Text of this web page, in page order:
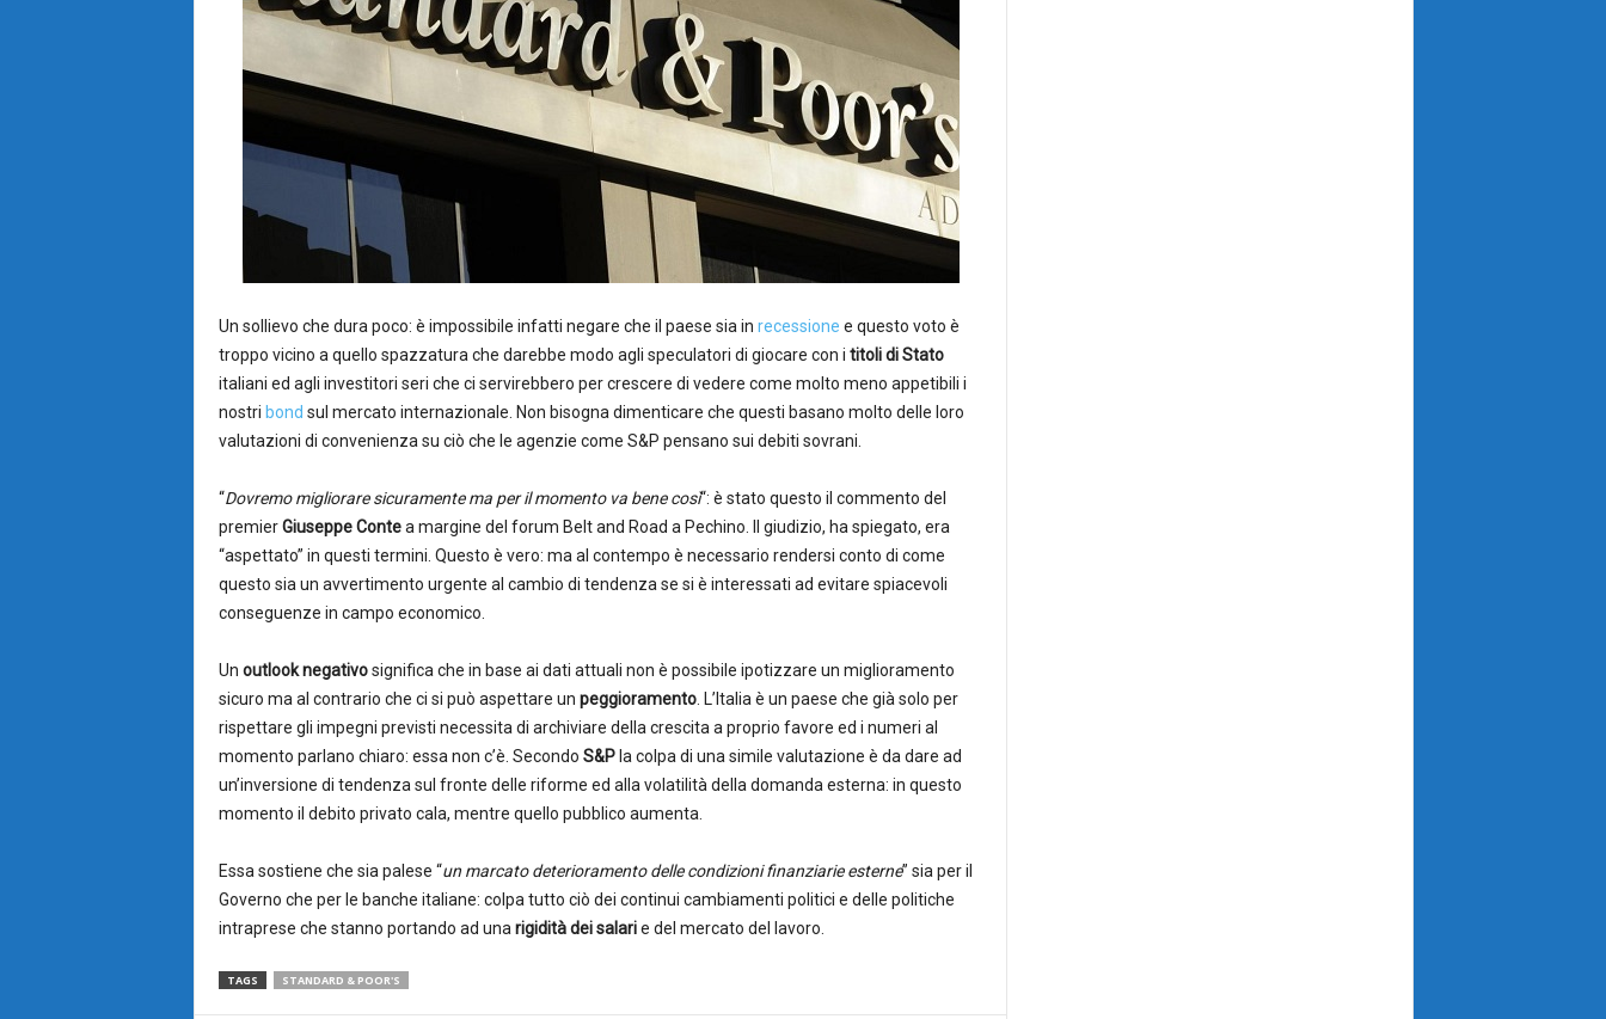
Un sollievo che dura poco: è impossibile infatti negare che il paese sia in recessione e questo voto è
troppo vicino a quello spazzatura che darebbe modo agli speculatori di giocare con i titoli di Stato
italiani ed agli investitori seri che ci servirebbero per crescere di vedere come molto meno appetibili i
nostri bond sul mercato internazionale. Non bisogna dimenticare che questi basano molto delle loro
valutazioni di convenienza su ciò che le agenzie come S&P pensano sui debiti sovrani.
“Dovremo migliorare sicuramente ma per il momento va bene così“: è stato questo il commento del
premierGiuseppe Contea margine del forum Belt and Road a Pechino. Il giudizio, ha spiegato, era
“aspettato” in questi termini. Questo è vero: ma al contempo è necessario rendersi conto di come
questo sia un avvertimento urgente al cambio di tendenza se si è interessati ad evitare spiacevoli
conseguenze in campo economico.
Un outlook negativosignifica che in base ai dati attuali non è possibile ipotizzare un miglioramento
sicuro ma al contrario che ci si può aspettare un peggioramento. L’Italia è un paese che già solo per
rispettare gli impegni previsti necessita di archiviare della crescita a proprio favore ed i numeri al
momento parlano chiaro: essa non c’è. Secondo S&Pla colpa di una simile valutazione è da dare ad
un’inversione di tendenza sul fronte delle riforme ed alla volatilità della domanda esterna: in questo
momento il debito privato cala, mentre quello pubblico aumenta.
Essa sostiene che sia palese “un marcato deterioramento delle condizioni finanziarie esterne” sia per il
Governo che per le banche italiane: colpa tutto ciò dei continui cambiamenti politici e delle politiche
intraprese che stanno portando ad una rigidità dei salarie del mercato del lavoro.
TAGS STANDARD & POOR'S